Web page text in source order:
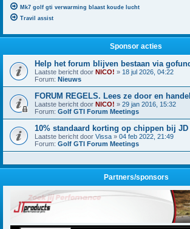
Mk7 golf gti verwarming blaast koude lucht
Travil assist
Sponsor acties
Help het forum blijven bestaan via
Laatste bericht door NICO! » 18 jul 2026, 04:22
Forum: Nieuws
FORUM REGELS. Lees ze door en
Laatste bericht door NICO! » 29 jan 2016, 15:32
Forum: Golf GTI Forum Meetings
10% standaard korting op chippen bij
Laatste bericht door Vissa » 04 feb 2022, 21:49
Forum: Golf GTI Forum Meetings
Partners/sponsors